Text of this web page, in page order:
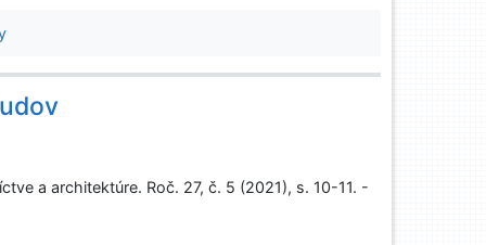
a architektúre. Roč. 27, č. 5 (2021), s. 10-11. -